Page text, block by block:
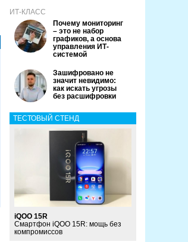
ИТ-КЛАСС
Почему мониторинг
– это не набор
графиков, а основа
управления ИТ-
системой
Зашифровано не
значит невидимо:
как искать угрозы
без расшифровки
ТЕСТОВЫЙ СТЕНД
iQOO 15R
Смартфон iQOO 15R: мощь без
компромиссов